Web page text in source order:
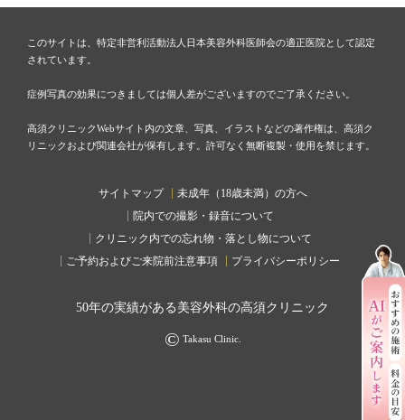
このサイトは、特定非営利活動法人日本美容外科医師会の適正医院として認定
されています。
症例写真の効果につきましては個人差がございますのでご了承ください。
高須クリニックWebサイト内の文章、写真、イラストなどの著作権は、高須ク
リニックおよび関連会社が保有します。許可なく無断複製・使用を禁じます。
サイトマップ
未成年（18歳未満）の方へ
院内での撮影・録音について
クリニック内での忘れ物・落とし物について
ご予約およびご来院前注意事項
プライバシーポリシー
50年の実績がある美容外科の高須クリニック
© Takasu Clinic.